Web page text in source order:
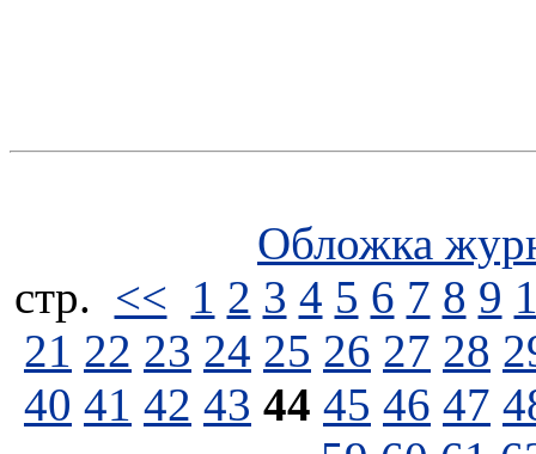
Обложка
стp. << 1 2 3 4 5 6 7 8 9
21 22 23 24 25 26 27 28
40 41 42 43 44 45 46 47